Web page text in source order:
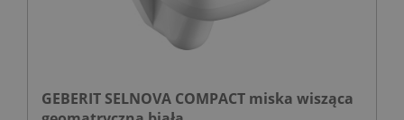
GEBERIT SELNOVA COMPACT miska wisząca